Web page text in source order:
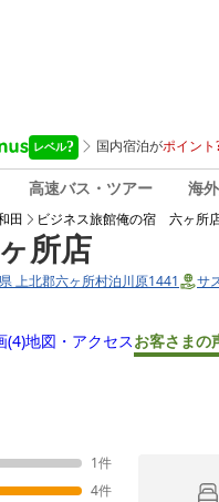
高速バス・ツアー 海
田 ビジネス旅館俺の宿 六ヶ所
所店
上北郡六ヶ所村泊川原1441 サ
(4)地図・アクセスお客さまの
1件
4件